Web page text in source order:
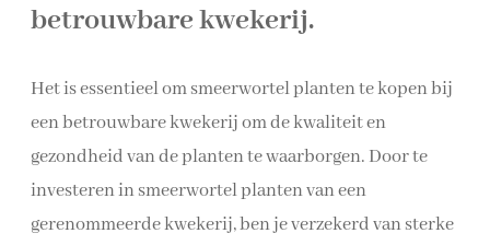
betrouwbare kwekerij.
Het is essentieel om smeerwortel planten te kopen bij
een betrouwbare kwekerij om de kwaliteit en
gezondheid van de planten te waarborgen. Door te
investeren in smeerwortel planten van een
gerenommeerde kwekerij, ben je verzekerd van sterke